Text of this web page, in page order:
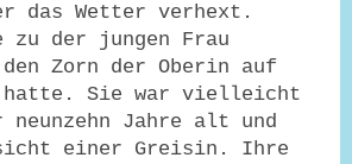
das Wetter verhext.
zu der jungen Frau
Zorn der Oberin auf
hatte. Sie war vielleicht
neunzehn Jahre alt und
einer Greisin. Ihre